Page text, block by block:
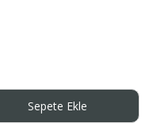
Sepete Ekle